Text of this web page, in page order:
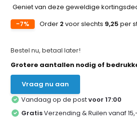
Geniet van deze geweldige
-7%
Order 2 voor slechts 9,25 per
Bestel nu, betaal later!
Grotere aantallen nodig of
Vraag nu aan
Vandaag op de postvoor 17:00
GratisVerzending & Ruilen vanaf